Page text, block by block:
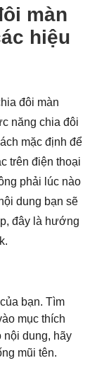
màn
hiệu
đôi màn
năng chia đôi
mặc định để
trên điện thoại
phải lúc nào
dung bạn sẽ
đây là hướng
bạn. Tìm
mục thích
nội dung, hãy
mũi tên.